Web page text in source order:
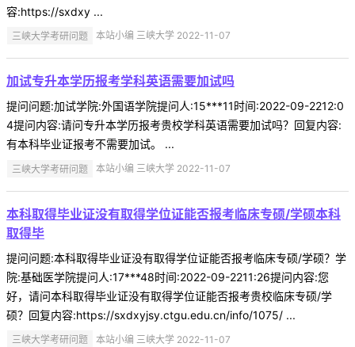
容:https://sxdxy ...
三峡大学考研问题 本站小编 三峡大学 2022-11-07
加试专升本学历报考学科英语需要加试吗
提问问题:加试学院:外国语学院提问人:15***11时间:2022-09-2212:0
4提问内容:请问专升本学历报考贵校学科英语需要加试吗？回复内容:
有本科毕业证报考不需要加试。 ...
三峡大学考研问题 本站小编 三峡大学 2022-11-07
本科取得毕业证没有取得学位证能否报考临床专硕/学硕本科
取得毕
提问问题:本科取得毕业证没有取得学位证能否报考临床专硕/学硕？学
院:基础医学院提问人:17***48时间:2022-09-2211:26提问内容:您
好，请问本科取得毕业证没有取得学位证能否报考贵校临床专硕/学
硕？回复内容:https://sxdxyjsy.ctgu.edu.cn/info/1075/ ...
三峡大学考研问题 本站小编 三峡大学 2022-11-07